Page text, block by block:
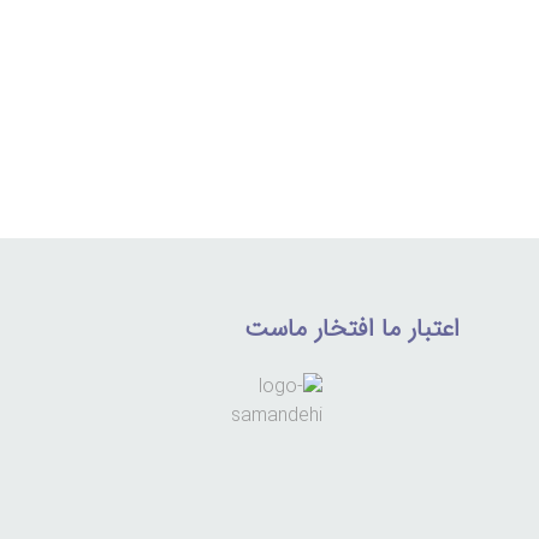
اعتبار ما افتخار ماست